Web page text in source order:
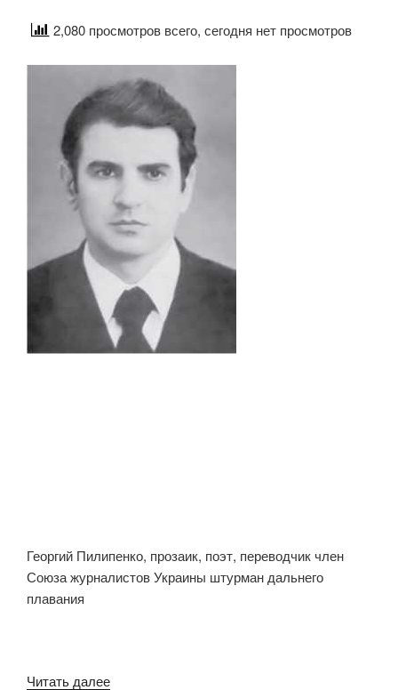
2,080 просмотров всего, сегодня нет просмотров
Георгий Пилипенко, прозаик, поэт, переводчик член
Союза журналистов Украины штурман дальнего
плавания
Читать далее